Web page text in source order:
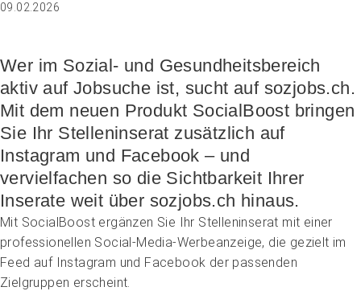
Arbeit und Betriebskultur gestalten
Betrieb führen und Recht umsetzen
Sicherheit gewährleisten
Angebote bewerben
Angebote entwickeln
Nachhaltigkeit fördern
Einkauf organisieren
Berufliche Inklusion fördern
Mit Angehörigen arbeiten
Lebensende gestalten
Übergänge gestalten
Empowerment stärken
Gesundheitsfragen angehen
Integrität schützen
Bei Demenz begleiten
Höhere Fachschule Sozialpädagogik
Höhere Fachschule Kindheitspädagogik
Höhere Fachschule Gemeindeanimation
Praxispartner werden
Praxispartner finden
Führung und Management
Kindheits- und Sozialpädagogik
Pflege und Betreuung
Weiterbildungen in Ihrer Institution
Laufbahnberatung
Team
Arbeiten bei ARTISET
Mitgliedschaft
Vision, Mission, Werte
Politik und Positionen
Zusammenarbeit
Projekte
09.02.2026
Wer im Sozial- und Gesundheitsbereich
aktiv auf Jobsuche ist, sucht auf sozjobs.ch.
Mit dem neuen Produkt SocialBoost bringen
Sie Ihr Stelleninserat zusätzlich auf
Instagram und Facebook – und
vervielfachen so die Sichtbarkeit Ihrer
Inserate weit über sozjobs.ch hinaus.
Mit SocialBoost ergänzen Sie Ihr Stelleninserat mit einer
professionellen Social-Media-Werbeanzeige, die gezielt im
Feed auf Instagram und Facebook der passenden
Zielgruppen erscheint.